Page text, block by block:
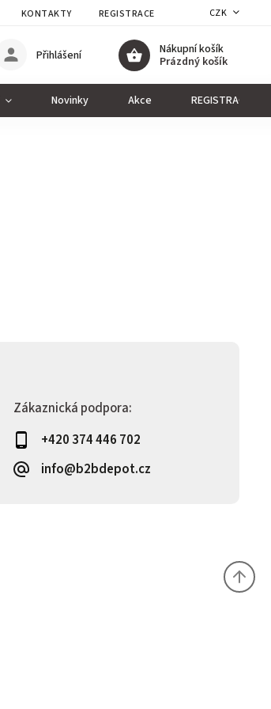
KONTAKTY REGISTRACE CZK
Nákupní košík
Prázdný košík
Přihlášení
Novinky Akce REGISTRACE
Zákaznická podpora:
+420 374 446 702
info@b2bdepot.cz